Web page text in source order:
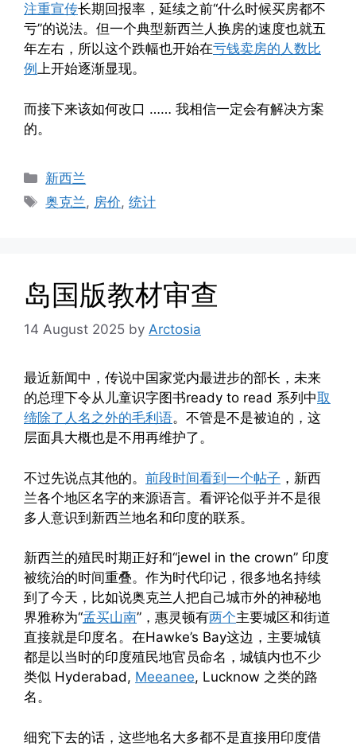
注重宣传长期回报率，延续之前“什么时候买房都不
亏”的说法。但一个典型新西兰人换房的速度也就五
年左右，所以这个跌幅也开始在亏钱卖房的人数比
例 上开始逐渐显现。
而接下来该如何改口 …… 我相信一定会有解决方案
的。
Categories
新西兰
Tags
奥克兰, 房价,统计
岛国版教材审查
14 August 2025 by Arctosia
最近新闻中，传说中国家党内最进步的部长，未来
的总理下令从儿童识字图书ready to read 系列中取
缔除了人名之外的毛利语。不管是不是被迫的，这
层面具大概也是不用再维护了。
不过先说点其他的。 前段时间看到一个帖子 ，新西
兰各个地区名字的来源语言。看评论似乎并不是很
多人意识到新西兰地名和印度的联系。
新西兰的殖民时期正好和“jewel in the crown” 印度
被统治的时间重叠。作为时代印记，很多地名持续
到了今天，比如说奥克兰人把自己城市外的神秘地
界雅称为“孟买山南”，惠灵顿有两个主要城区和街道
直接就是印度名。在Hawke’s Bay这边，主要城镇
都是以当时的印度殖民地官员命名，城镇内也不少
类似 Hyderabad, Meeanee, Lucknow 之类的路
名。
细究下去的话，这些地名大多都不是直接用印度借